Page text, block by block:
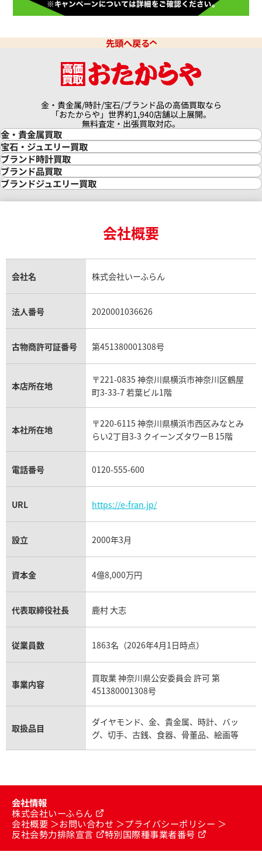
9日時点の参考買取価格です
参考買取価格
※2026年2月27日時点の参考
リップ カラトラバ 5127R-
格
パテック フィリップ カラト
001
参考買取価格
2,662,000
先頭へ戻る
金・貴金属/時計/宝石/ブランド品の高価買取なら
「おたからや」世界約1,940店舗以上展開。
無料査定・出張買取対応。
金・貴金属買取
金買取
金の相場価格情報
金の参考買取価格一覧
インゴット買取
インゴットの相場価格情報
24金買取
金貨買取
貴金属買取
銀・シルバー買取
パラジウム買取
宝石・ジュエリー買取
宝石・ジュエリー買取
ダイヤモンド買取
ダイヤモンド・宝石の参考価格一覧
リング・結婚指輪買取
エメラルド買取
トパーズ買取
タンザナイト買取
キャッツアイ買取
アクアマリン買取
ブランド時計買取
時計買取
ロレックス買取
ロレックス デイトナ買取
ロレックス サブマリーナー買取
ロレックス エクスプローラー買取
ロレックス デイトジャスト買取
パテック フィリップノーチラス買取
ヴァシュロン・コンスタンタン買取
オメガ買取
カルティエ買取
フランク ミュラー買取
リシャール・ミル買取
パネライ買取
チューダー（チュードル）買取
ブランド品買取
ブランド買取
シャネル マトラッセ買取
セリーヌ買取
プラダ買取
ブランドジュエリー買取
ヴァンクリーフ＆アーペル買取
ショーメ買取
ダミアーニ買取
モーブッサン買取
会社概要
会社名 株式会社いーふらん
法人番号 2020001036626
古物商許可証番号 第451380001308号
本店所在地
〒221-0835 神奈川県横浜市神奈川区鶴屋
町3-33-7 若葉ビル1階
本社所在地
〒220-6115 神奈川県横浜市西区みなとみ
らい2丁目3-3 クイーンズタワーB 15階
電話番号 0120-555-600
URL https://e-fran.jp/
設立 2000年3月
資本金 4億8,000万円
代表取締役社長 鹿村 大志
従業員数 1863名（2026年4月1日時点）
事業内容
買取業 神奈川県公安委員会 許可 第
451380001308号
取扱品目
ダイヤモンド、金、貴金属、時計、バッ
グ、切手、古銭、食器、骨董品、絵画等
会社情報
株式会社いーふらん
会社概要
お問い合わせ
プライバシーポリシー
反社会勢力排除宣言
特別国際種事業者番号